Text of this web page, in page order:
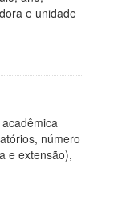
e unidade
número
e extensão),